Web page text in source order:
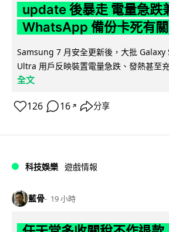
update 後暴走 電量急跌
WhatsApp 備份卡死有關
Samsung 7 月安全更新後，大批 Galaxy
Ultra 用戶反映裝置電量急跌、發熱甚至
全文
126 16 ↗ 分享
科技娛樂 遊戲情報
藍骨 19 小時